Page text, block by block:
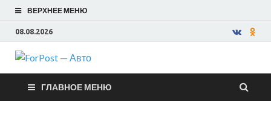
ВЕРХНЕЕ МЕНЮ
08.08.2026
ForPost —
Авто
ГЛАВНОЕ МЕНЮ